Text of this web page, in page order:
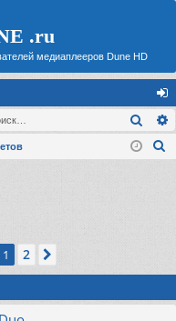
.ru
медиаплееров Dune HD
хо
д
1 2